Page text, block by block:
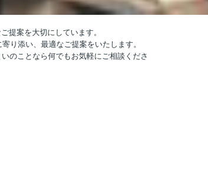
提案を大切にしています。
り添い、最適なご提案をいたします。
のことなら何でもお気軽にご相談くださ